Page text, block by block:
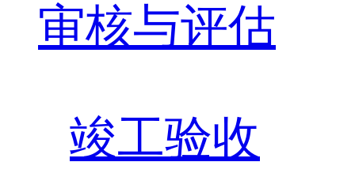
审核与评估
竣工验收